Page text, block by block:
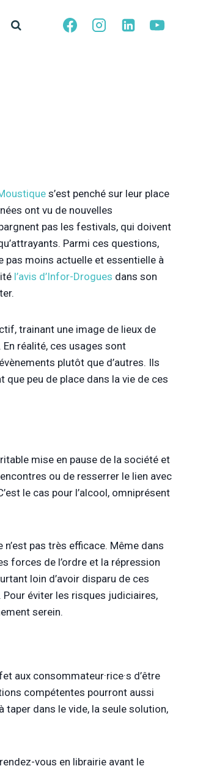
s’est penché sur leur place
ont vu de nouvelles
pas les festivals, qui doivent
Parmi ces questions,
pas moins actuelle et essentielle à
l’avis d’Infor-Drogues dans son
trainant une image de lieux de
réalité, ces usages sont
plutôt que d’autres. Ils
peu de place dans la vie de ces
mise en pause de la société et
ou de resserrer le lien avec
le cas pour l’alcool, omniprésent
pas très efficace. Même dans
forces de l’ordre et la répression
loin d’avoir disparu de ces
éviter les risques judiciaires,
serein.
aux consommateur·rice·s d’être
compétentes pourront aussi
dans le vide, la seule solution,
vous en librairie avant le